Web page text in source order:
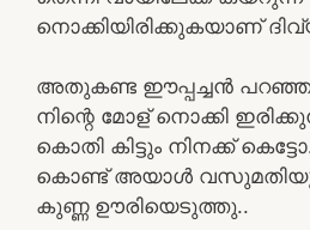
നൊക്കിയിരിക്കുകയാണ്
അതുകണ്ട ഈപ്പച്ചൻ
നിന്റെ മോള് നൊക്കി
കൊതി കിട്ടും നിനക്ക്
കൊണ്ട് അയാൾ
കുണ്ണ ഊരിയെടുത്തു..